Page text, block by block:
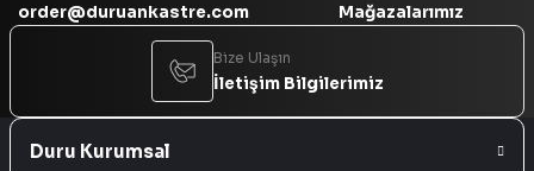
order@duruankastre.com Mağazalarımız
Bize Ulaşın
İletişim Bilgilerimiz
Duru Kurumsal